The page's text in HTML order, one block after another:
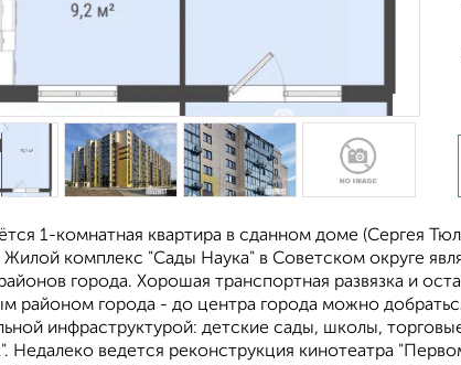
1-комнатная квартира в сданном доме (Сергея
Жилой комплекс "Сады Наука" в Советском округе
города. Хорошая транспортная развязка и
районом города - до центра города можно
инфраструктурой: детские сады, школы,
Недалеко ведется реконструкция кинотеатра